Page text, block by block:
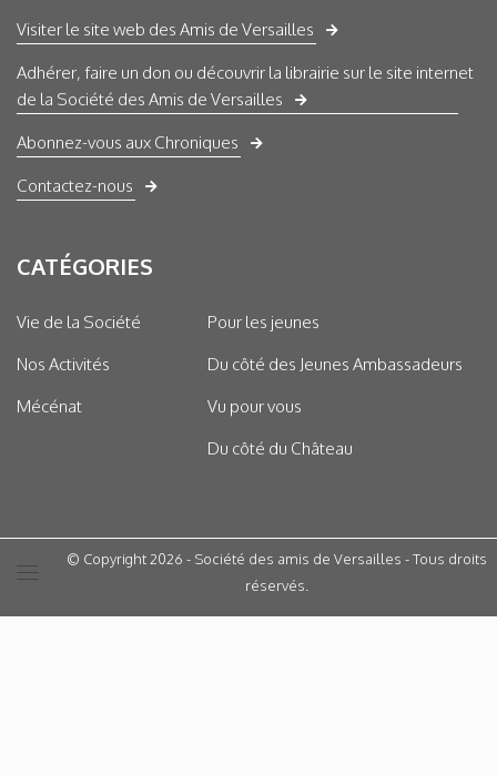
Visiter le site web des Amis de Versailles
Adhérer, faire un don ou découvrir la librairie sur le site internet
de la Société des Amis de Versailles
Abonnez-vous aux Chroniques
Contactez-nous
CATÉGORIES
Vie de la Société
Nos Activités
Mécénat
Pour les jeunes
Du côté des Jeunes Ambassadeurs
Vu pour vous
Du côté du Château
© Copyright 2026 - Société des amis de Versailles - Tous droits
réservés.